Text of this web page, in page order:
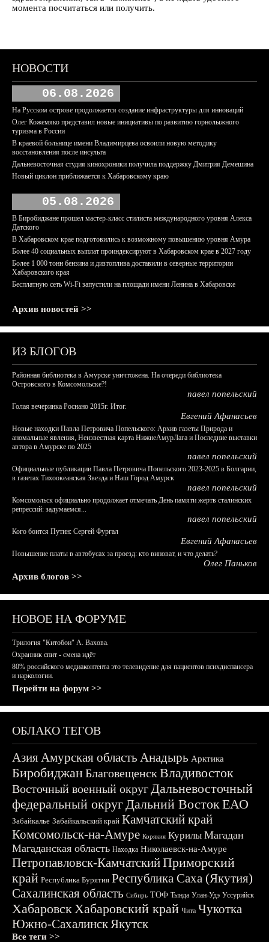
момента посчитаться или получить.
НОВОСТИ
06.08.2026
На Русском острове продолжается создание инфраструктуры для инноваций
Олег Кожемяко представил новые инициативы по развитию горнолыжного
туризма в России
В краевой больнице имени Владимирцева освоили новую методику
восстановления после инсульта
Дальневосточная студия кинохроники получила поддержку Дмитрия Демешина
Новый циклон приближается к Хабаровскому краю
05.08.2026
В Биробиджане прошел мастер-класс стилиста международного уровня Алекса
Датского
В Хабаровском крае подготовились к возможному повышению уровня Амура
Более 40 социальных выплат проиндексируют в Хабаровском крае в 2027 году
Более 1 000 тонн бензина и дизтоплива доставили в северные территории
Хабаровского края
Бесплатную сеть Wi-Fi запустили на площади имени Ленина в Хабаровске
Архив новостей >>
ИЗ БЛОГОВ
Районная библиотека в Амурске уничтожена. На очереди библиотека
Островского в Комсомольске?!
павел попельский
Голая вечеринка Роснано 2015г. Итог.
Евгений Афанасьев
Новые находки Павла Петровича Попельского: Архив газеты Природа и
аномальные явления, Неизвестная карта НижнеАмурЛага и Последние выставки
автора в Амурске по 2025
павел попельский
Официальные публикации Павла Петровича Попельского 2023-2025 в Болгарии,
в газетах Тихоокеанская Звезда и Наш Город Амурск
павел попельский
Комсомольск официально продолжает отмечать День памяти жертв сталинских
репрессий: задумаемся...
павел попельский
Кого боится Путин: Сергей Фургал
Евгений Афанасьев
Повышение платы в автобусах за проезд: кто виноват, и что делать?
Олег Паньков
Архив блогов >>
НОВОЕ НА ФОРУМЕ
Трилогия "Китобои" А. Вахова.
Охранник спит - смена идёт
80% российского медиаконтента это телевидение для пациентов психдиспансера
и наркологии.
Перейти на форум >>
ОБЛАКО ТЕГОВ
АзияАмурская область Анадырь Арктика
БиробиджанБлаговещенскВладивосток
Восточный военный округДальневосточный
федеральный округДальний ВостокЕАО
Забайкалье Забайкальский край Камчатский край
Комсомольск-на-Амуре Корякия Курилы Магадан
Магаданская область Находка Николаевск-на-Амуре
Петропавловск-КамчатскийПриморский
край Республика Бурятия Республика Саха (Якутия)
Сахалинская область Сибирь ТОФ Тында Улан-Удэ Уссурийск
ХабаровскХабаровский край Чита Чукотка
Южно-СахалинскЯкутск
Все теги >>